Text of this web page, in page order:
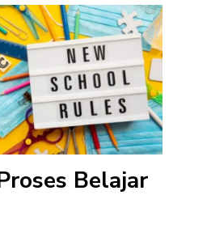
Belajar